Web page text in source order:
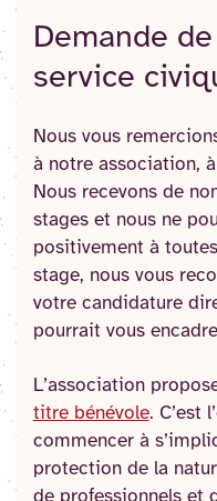
Demande
service
Nous vous
à notre association,
Nous recevons de
stages et nous ne
positivement à
stage, nous vous
votre candidature
pourrait vous
L’association
titre bénévole. C’est
commencer à
protection de la
de professionnels et